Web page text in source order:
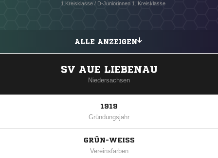
1.Kreisklasse / D-Juniorinnen 1. Kreisklasse
ALLE ANZEIGEN
SV AUE LIEBENAU
Niedersachsen
1919
Gründungsjahr
GRÜN-WEISS
Vereinsfarben